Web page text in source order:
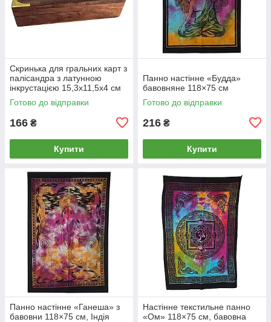
Скринька для гральних карт з
палісандра з латунною
інкрустацією 15,3х11,5х4 см
Готово до відправки
166 ₴
Купити
Панно настінне «Будда»
бавовняне 118×75 см
Готово до відправки
216 ₴
Купити
Панно настінне «Ганеша» з
бавовни 118×75 см, Індія
Настінне текстильне панно
«Ом» 118×75 см, бавовна